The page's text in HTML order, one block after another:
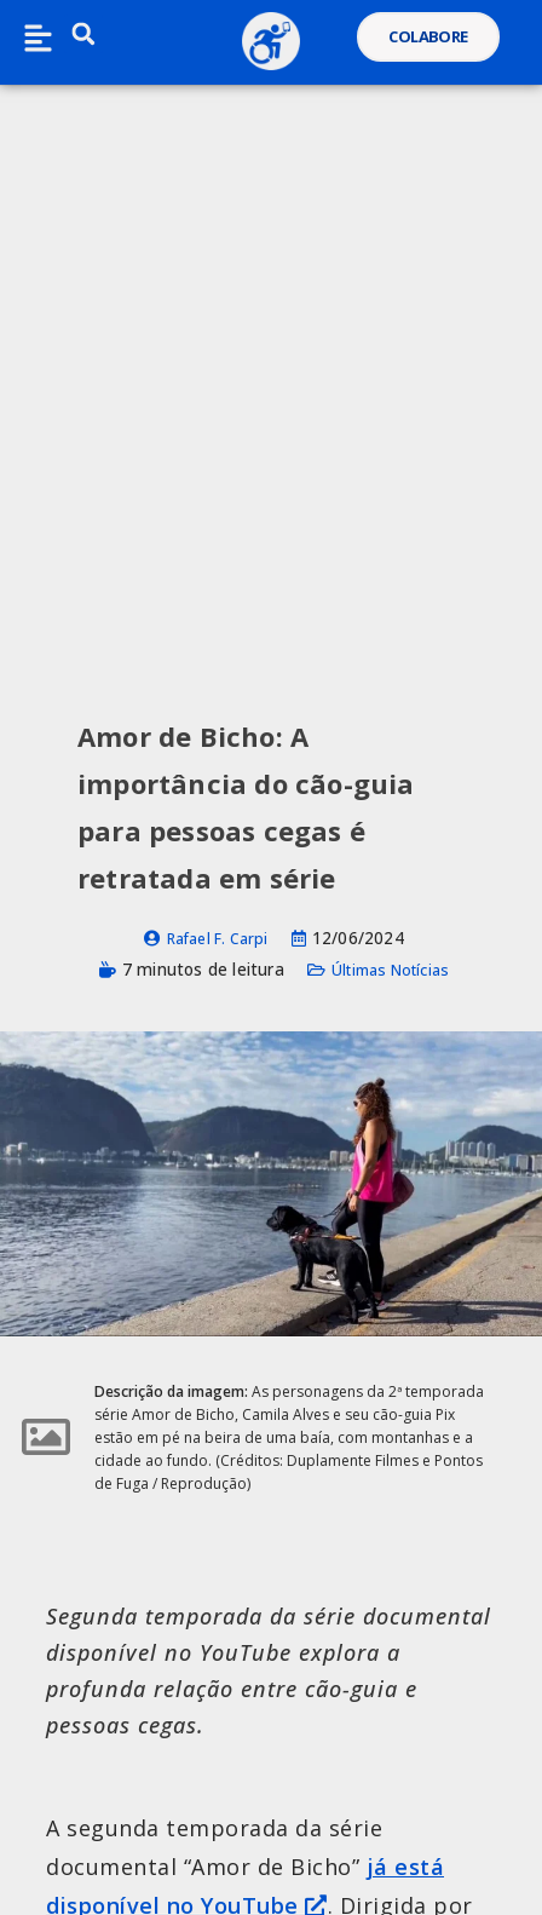
COLABORE
Amor de Bicho: A
importância do cão-guia
para pessoas cegas é
retratada em série
Rafael F. Carpi
12/06/2024
7 minutos de leitura
Últimas Notícias
Descrição da imagem: As personagens da 2ª temporada
série Amor de Bicho, Camila Alves e seu cão-guia Pix
estão em pé na beira de uma baía, com montanhas e a
cidade ao fundo. (Créditos: Duplamente Filmes e Pontos
de Fuga / Reprodução)
Segunda temporada da série documental
disponível no YouTube explora a
profunda relação entre cão-guia e
pessoas cegas.
A segunda temporada da série
documental “Amor de Bicho” já está
disponível no YouTube
. Dirigida por